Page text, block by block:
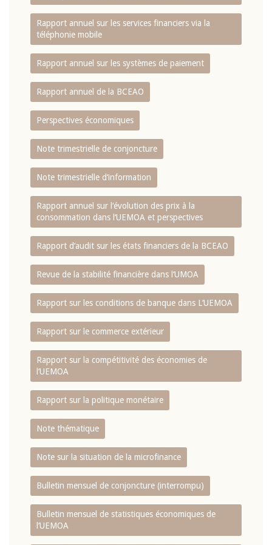
Rapport annuel sur les services financiers via la
téléphonie mobile
Rapport annuel sur les systèmes de paiement
Rapport annuel de la BCEAO
Perspectives économiques
Note trimestrielle de conjoncture
Note trimestrielle d‘information
Rapport annuel sur l‘évolution des prix à la
consommation dans l‘UEMOA et perspectives
Rapport d‘audit sur les états financiers de la BCEAO
Revue de la stabilité financière dans l‘UMOA
Rapport sur les conditions de banque dans L‘UEMOA
Rapport sur le commerce extérieur
Rapport sur la compétitivité des économies de
l‘UEMOA
Rapport sur la politique monétaire
Note thématique
Note sur la situation de la microfinance
Bulletin mensuel de conjoncture (interrompu)
Bulletin mensuel de statistiques économiques de
l‘UEMOA